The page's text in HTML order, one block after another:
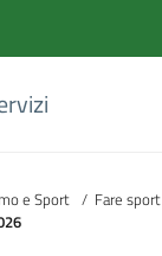
e Sport / Fare sport